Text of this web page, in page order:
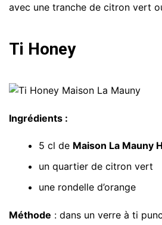
avec une tranche de citron vert
Ti Honey
Ingrédients :
5 cl de Maison La Mauny
un quartier de citron vert
une rondelle d’orange
Méthode : dans un verre à ti